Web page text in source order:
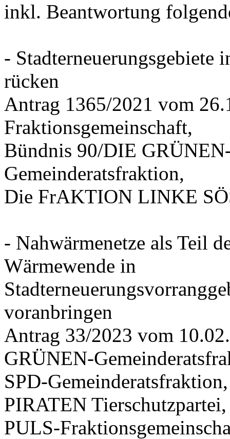
inkl. Beantwortung
- Stadterneuerungsgebiete
rücken
Antrag 1365/2021 vom
Fraktionsgemeinschaft,
Bündnis 90/DIE
Gemeinderatsfraktion,
Die FrAKTION LINKE
- Nahwärmenetze als Teil
Wärmewende in
voranbringen
Antrag 33/2023 vom
GRÜNEN-
SPD-
PIRATEN Tierschutzpartei,
PULS-